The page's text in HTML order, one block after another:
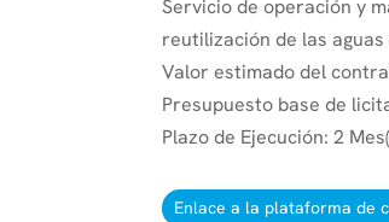
Servicio de operación y
reutilización de las
Valor estimado del
Presupuesto base de
Plazo de Ejecución: 2
Enlace a la plataforma de